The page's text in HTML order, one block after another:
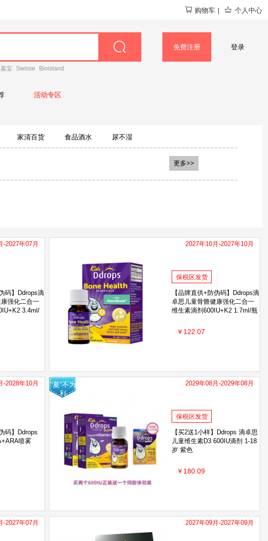
购物车 | 个人中心
嘉宝 Swisse Bioisland
免费注册 登录
活动专区
家清百货 食品酒水 尿不湿
更多>>
-2027年07月
码】Ddrops滴
强化二合一
3.4ml/
2027年10月-2027年10月
保税区发货
【品牌直供+防伪码】Ddrops滴
卓思儿童骨骼健康强化二合一
维生素滴剂600IU+K2 1.7ml/瓶
￥122.07
-2028年10月
码】Ddrops
喷雾
“夏”不为
利
2029年08月-2029年08月
保税区发货
【买2送1小样】Ddrops 滴卓思
儿童维生素D3 600IU滴剂 1-18
岁 紫色
￥180.09
-2027年07月 2027年09月-2027年09月